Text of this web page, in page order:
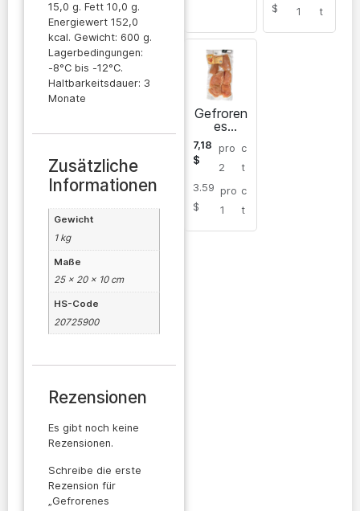
15,0 g. Fett 10,0 g.
Energiewert 152,0
kcal. Gewicht: 600 g.
Lagerbedingungen:
-8°C bis -12°C.
Haltbarkeitsdauer: 3
Monate
Zusätzliche
Informationen
Gewicht
1 kg
Maße
25 × 20 × 10 cm
HS-Code
20725900
Rezensionen
Es gibt noch keine
Rezensionen.
Schreibe die erste
Rezension für
„Gefrorenes
$
1
t
Gefroren
es
Putenste
ak
7,18
$
pro
2
c
t
3.59
$
pro
1
c
t